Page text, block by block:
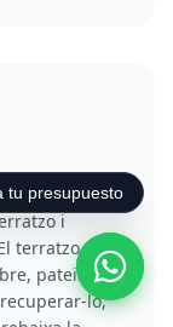
i
terratzo,
pateix
lo,
tu presupuesto